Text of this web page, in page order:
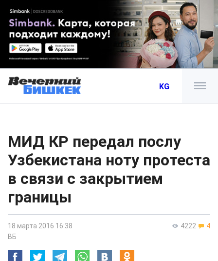
KG
МИД КР передал послу
Узбекистана ноту протеста
в связи с закрытием
границы
4222 4
18 марта 2016 16:38
ВБ